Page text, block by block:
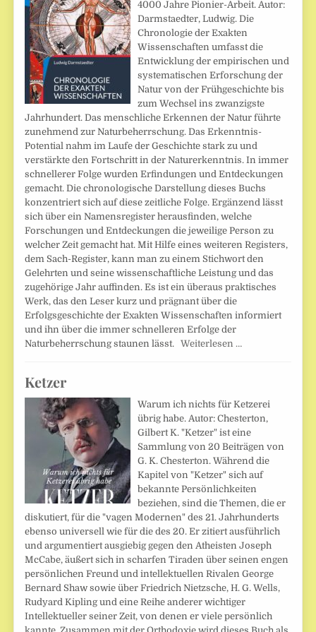
4000 Jahre Pionier-Arbeit. Autor:
Darmstaedter, Ludwig. Die
Chronologie der Exakten
Wissenschaften umfasst die
Entwicklung der empirischen und
systematischen Erforschung der
Natur von der Frühgeschichte bis
zum Wechsel ins zwanzigste
Jahrhundert. Das menschliche Erkennen der Natur führte
zunehmend zur Naturbeherrschung. Das Erkenntnis-
Potential nahm im Laufe der Geschichte stark zu und
verstärkte den Fortschritt in der Naturerkenntnis. In immer
schnellerer Folge wurden Erfindungen und Entdeckungen
gemacht. Die chronologische Darstellung dieses Buchs
konzentriert sich auf diese zeitliche Folge. Ergänzend lässt
sich über ein Namensregister herausfinden, welche
Forschungen und Entdeckungen die jeweilige Person zu
welcher Zeit gemacht hat. Mit Hilfe eines weiteren Registers,
dem Sach-Register, kann man zu einem Stichwort den
Gelehrten und seine wissenschaftliche Leistung und das
zugehörige Jahr auffinden. Es ist ein überaus praktisches
Werk, das den Leser kurz und prägnant über die
Erfolgsgeschichte der Exakten Wissenschaften informiert
und ihn über die immer schnelleren Erfolge der
Naturbeherrschung staunen lässt.Weiterlesen …
Ketzer
Warum ich nichts für Ketzerei
übrig habe. Autor: Chesterton,
Gilbert K. "Ketzer" ist eine
Sammlung von 20 Beiträgen von
G. K. Chesterton. Während die
Kapitel von "Ketzer" sich auf
bekannte Persönlichkeiten
beziehen, sind die Themen, die er
diskutiert, für die "vagen Modernen" des 21. Jahrhunderts
ebenso universell wie für die des 20. Er zitiert ausführlich
und argumentiert ausgiebig gegen den Atheisten Joseph
McCabe, äußert sich in scharfen Tiraden über seinen engen
persönlichen Freund und intellektuellen Rivalen George
Bernard Shaw sowie über Friedrich Nietzsche, H. G. Wells,
Rudyard Kipling und eine Reihe anderer wichtiger
Intellektueller seiner Zeit, von denen er viele persönlich